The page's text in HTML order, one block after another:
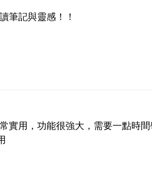
筆記與靈感！！
實用，功能很強大，需要一點時